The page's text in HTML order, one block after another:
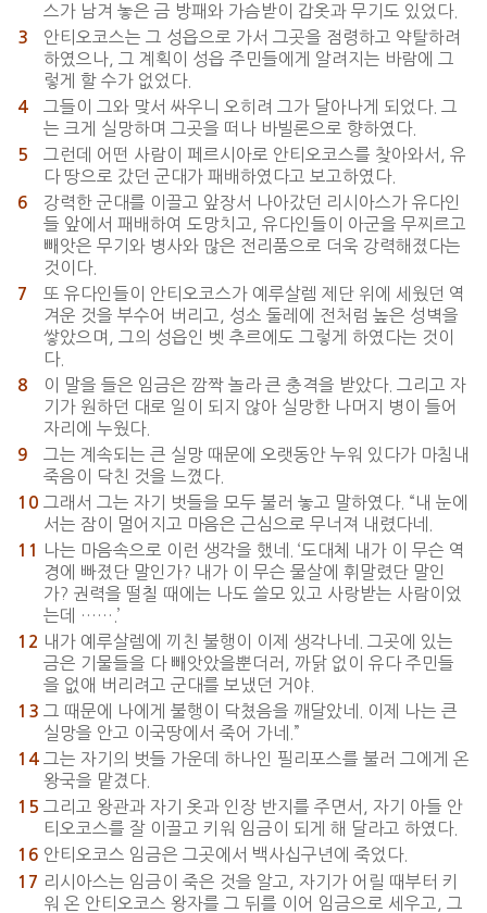
스가 남겨 놓은 금 방패와 가슴받이 갑옷과 무기도 있었다.
3
안티오코스는 그 성읍으로 가서 그곳을 점령하고 약탈하려
하였으나, 그 계획이 성읍 주민들에게 알려지는 바람에 그
렇게 할 수가 없었다.
4
그들이 그와 맞서 싸우니 오히려 그가 달아나게 되었다. 그
는 크게 실망하며 그곳을 떠나 바빌론으로 향하였다.
5
그런데 어떤 사람이 페르시아로 안티오코스를 찾아와서, 유
다 땅으로 갔던 군대가 패배하였다고 보고하였다.
6
강력한 군대를 이끌고 앞장서 나아갔던 리시아스가 유다인
들 앞에서 패배하여 도망치고, 유다인들이 아군을 무찌르고
빼앗은 무기와 병사와 많은 전리품으로 더욱 강력해졌다는
것이다.
7
또 유다인들이 안티오코스가 예루살렘 제단 위에 세웠던 역
겨운 것을 부수어 버리고, 성소 둘레에 전처럼 높은 성벽을
쌓았으며, 그의 성읍인 벳 추르에도 그렇게 하였다는 것이
다.
8
이 말을 들은 임금은 깜짝 놀라 큰 충격을 받았다. 그리고 자
기가 원하던 대로 일이 되지 않아 실망한 나머지 병이 들어
자리에 누웠다.
9
그는 계속되는 큰 실망 때문에 오랫동안 누워 있다가 마침내
죽음이 닥친 것을 느꼈다.
10 그래서 그는 자기 벗들을 모두 불러 놓고 말하였다. “내 눈에
서는 잠이 멀어지고 마음은 근심으로 무너져 내렸다네.
11
나는 마음속으로 이런 생각을 했네. ‘도대체 내가 이 무슨 역
경에 빠졌단 말인가? 내가 이 무슨 물살에 휘말렸단 말인
가? 권력을 떨칠 때에는 나도 쓸모 있고 사랑받는 사람이었
는데 …….’
12 내가 예루살렘에 끼친 불행이 이제 생각나네. 그곳에 있는
금은 기물들을 다 빼앗았을뿐더러, 까닭 없이 유다 주민들
을 없애 버리려고 군대를 보냈던 거야.
13 그 때문에 나에게 불행이 닥쳤음을 깨달았네. 이제 나는 큰
실망을 안고 이국땅에서 죽어 가네.”
14 그는 자기의 벗들 가운데 하나인 필리포스를 불러 그에게 온
왕국을 맡겼다.
15 그리고 왕관과 자기 옷과 인장 반지를 주면서, 자기 아들 안
티오코스를 잘 이끌고 키워 임금이 되게 해 달라고 하였다.
16 안티오코스 임금은 그곳에서 백사십구년에 죽었다.
17 리시아스는 임금이 죽은 것을 알고, 자기가 어릴 때부터 키
워 온 안티오코스 왕자를 그 뒤를 이어 임금으로 세우고, 그